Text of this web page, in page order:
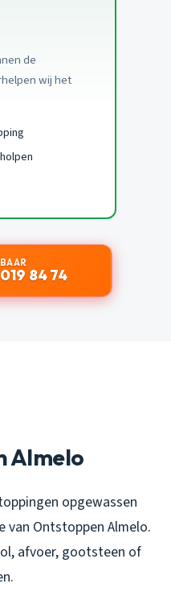
de
wij het
84 74
Almelo
opgewassen
van Ontstoppen Almelo.
afvoer, gootsteen of